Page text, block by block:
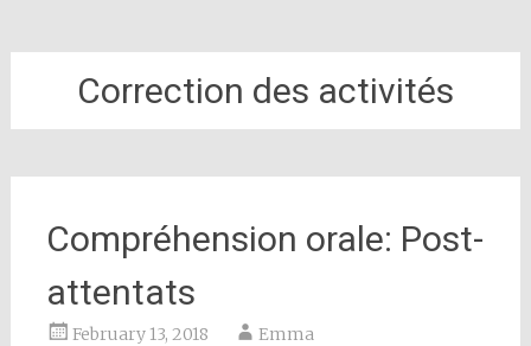
Correction des activités
Compréhension orale: Post-
attentats
February 13, 2018 Emma